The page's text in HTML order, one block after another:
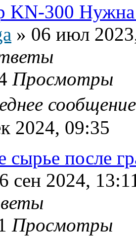
KN-300
» 06 июл
Просмотры
2024, 09:35
сырье после
сен 2024,
Просмотры